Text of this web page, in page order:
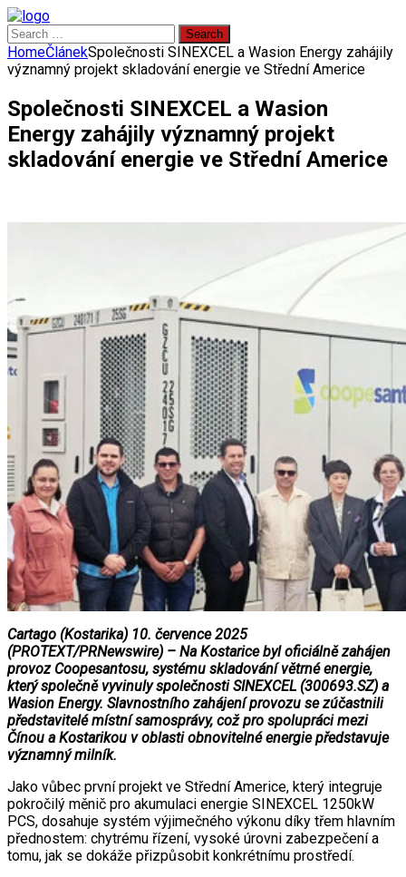
Search
for:
HomeČlánekSpolečnosti SINEXCEL a Wasion Energy zahájily
významný projekt skladování energie ve Střední Americe
Společnosti SINEXCEL a Wasion
Energy zahájily významný projekt
skladování energie ve Střední Americe
Cartago (Kostarika) 10. července 2025
(PROTEXT/PRNewswire) – Na Kostarice byl oficiálně zahájen
provoz Coopesantosu, systému skladování větrné energie,
který společně vyvinuly společnosti SINEXCEL (300693.SZ) a
Wasion Energy. Slavnostního zahájení provozu se zúčastnili
představitelé místní samosprávy, což pro spolupráci mezi
Čínou a Kostarikou v oblasti obnovitelné energie představuje
významný milník.
Jako vůbec první projekt ve Střední Americe, který integruje
pokročilý měnič pro akumulaci energie SINEXCEL 1250kW
PCS, dosahuje systém výjimečného výkonu díky třem hlavním
přednostem: chytrému řízení, vysoké úrovni zabezpečení a
tomu, jak se dokáže přizpůsobit konkrétnímu prostředí.